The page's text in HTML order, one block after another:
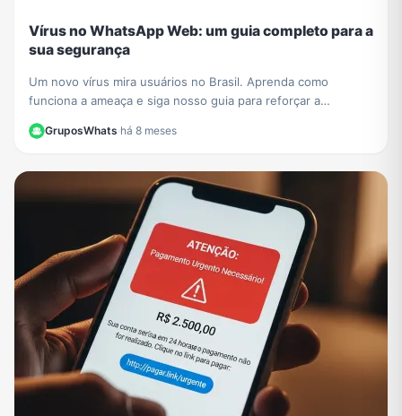
Vírus no WhatsApp Web: um guia completo para a
sua segurança
Um novo vírus mira usuários no Brasil. Aprenda como
funciona a ameaça e siga nosso guia para reforçar a
segurança no WhatsApp Web e proteger seus dados.
GruposWhats·há 8 meses